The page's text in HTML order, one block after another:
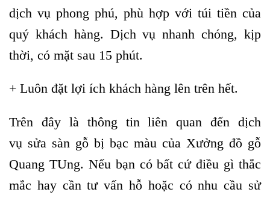
dịch vụ phong phú, phù hợp với túi tiền của
quý khách hàng. Dịch vụ nhanh chóng, kịp
thời, có mặt sau 15 phút.
+ Luôn đặt lợi ích khách hàng lên trên hết.
Trên đây là thông tin liên quan đến dịch
vụ sửa sàn gỗ bị bạc màu của Xưởng đồ gỗ
Quang TUng. Nếu bạn có bất cứ điều gì thắc
mắc hay cần tư vấn hỗ hoặc có nhu cầu sử